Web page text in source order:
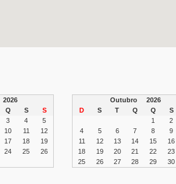
2026
Q S
S
3 4
5
10 11
12
17 18
19
24 25
26
Outubro 2026
D
S T Q Q S
1
2
4
5 6 7 8 9
11
12 13 14 15 16
18
19 20 21 22 23
25
26 27 28 29 30